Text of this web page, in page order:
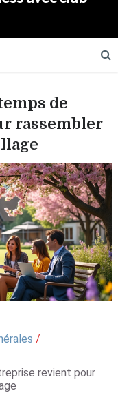
de
rassembler
/
revient pour